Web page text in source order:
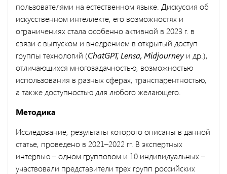
пользователями на естественном языке. Дискуссия об
искусственном интеллекте, его возможностях и
ограничениях стала особенно активной в 2023 г. в
связи с выпуском и внедрением в открытый доступ
группы технологий (ChatGPT, Lensa, Midjourneyи др.),
отличающихся многозадачностью, возможностью
использования в разных сферах, транспарентностью,
а также доступностью для любого желающего.
Методика
Исследование, результаты которого описаны в данной
статье, проведено в 2021–2022 гг. В экспертных
интервью – одном групповом и 10 индивидуальных –
участвовали представители трех групп российских